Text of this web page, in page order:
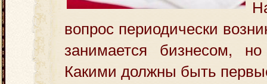
вопрос периодически
занимается бизнесом,
Какими должны быть